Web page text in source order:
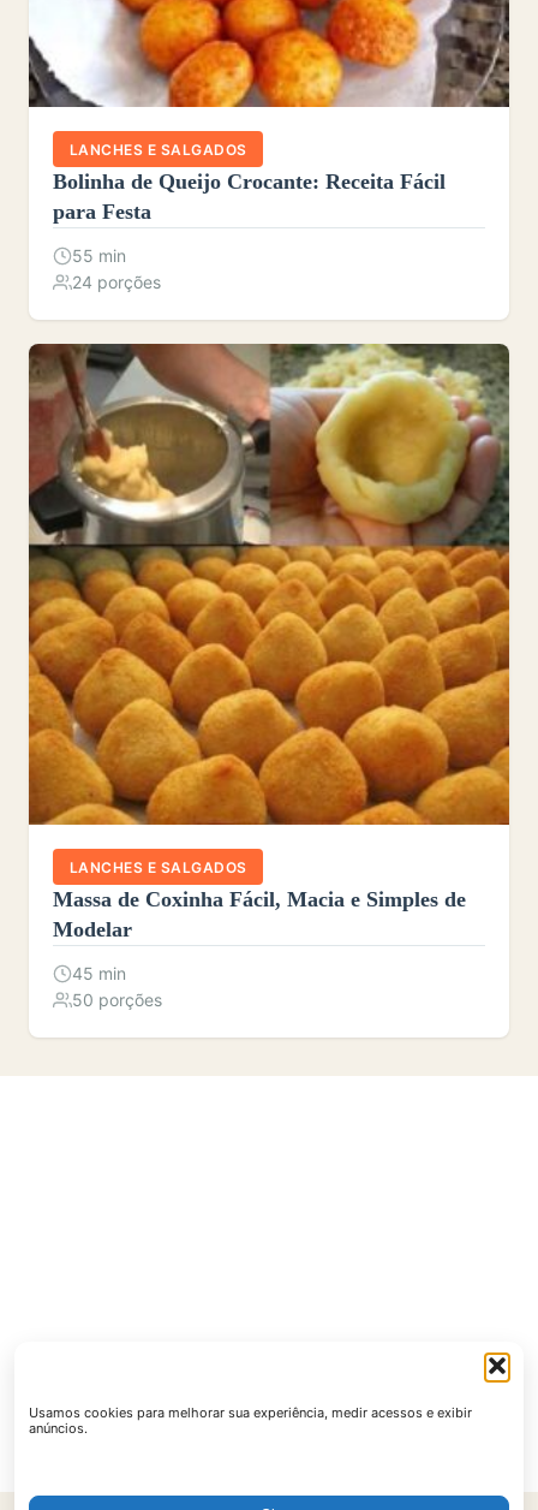
Usamos cookies para melhorar sua experiência, medir acessos e exibir
anúncios.
LANCHES E SALGADOS
Bolinha de Queijo Crocante: Receita Fácil
para Festa
55 min
24 porções
LANCHES E SALGADOS
Massa de Coxinha Fácil, Macia e Simples de
Modelar
45 min
50 porções